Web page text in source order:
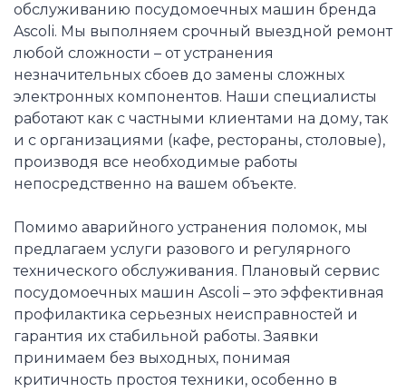
обслуживанию посудомоечных машин бренда
Ascoli. Мы выполняем срочный выездной ремонт
любой сложности – от устранения
незначительных сбоев до замены сложных
электронных компонентов. Наши специалисты
работают как с частными клиентами на дому, так
и с организациями (кафе, рестораны, столовые),
производя все необходимые работы
непосредственно на вашем объекте.
Помимо аварийного устранения поломок, мы
предлагаем услуги разового и регулярного
технического обслуживания. Плановый сервис
посудомоечных машин Ascoli – это эффективная
профилактика серьезных неисправностей и
гарантия их стабильной работы. Заявки
принимаем без выходных, понимая
критичность простоя техники, особенно в